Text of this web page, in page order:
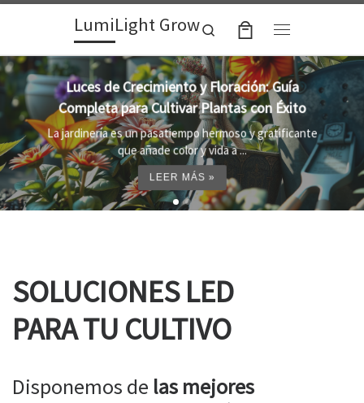
Skip to contentLumiLight Grow
Search
Lámparas para indoor: la clave para un
crecimiento óptimo de tus plantas
Al cultivar plantas en el interior, es importante
proporcionar el entorno adecuado ...
LEER MÁS »
SOLUCIONES LED
PARA TU CULTIVO
Disponemos de las mejores